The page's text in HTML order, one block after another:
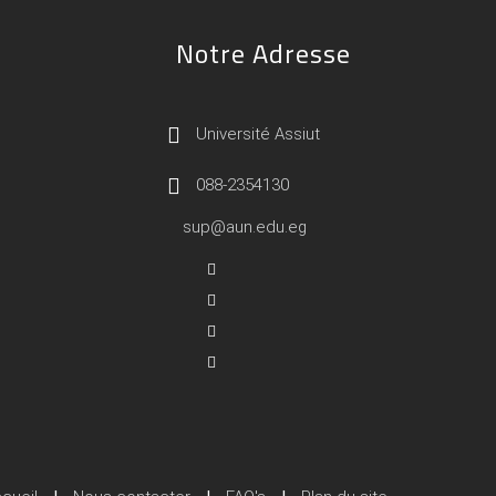
Notre Adresse
Université Assiut
088-2354130
sup@aun.edu.eg